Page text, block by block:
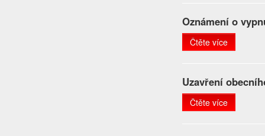
Oznámení o
Čtěte více
Uzavření
Čtěte více